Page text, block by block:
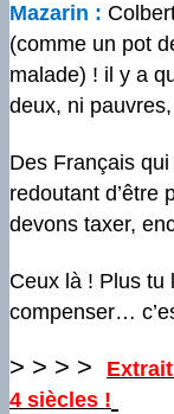
Mazarin :
(comme un pot
malade) ! il y a
deux, ni
Des Français
redoutant d’être
devons taxer,
Ceux là ! Plus tu
compenser…
> > > >
4 siècles !